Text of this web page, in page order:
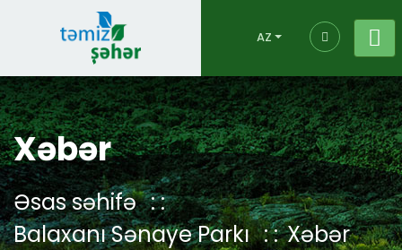
AZ
Xəbər
Əsas səhifə
Balaxanı Sənaye Parkı
Xəbər